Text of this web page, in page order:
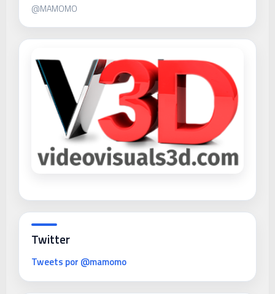
@MAMOMO
Twitter
Tweets por @mamomo